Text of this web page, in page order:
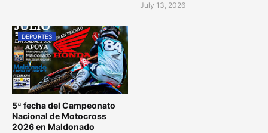
July 13, 2026
DEPORTES
5ª fecha del Campeonato
Nacional de Motocross
2026 en Maldonado